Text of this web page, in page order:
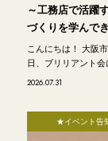
～工務店で活躍
づくりを学んで
こんにちは！ 大阪
日、ブリリアント
2026.07.31
★イベント告